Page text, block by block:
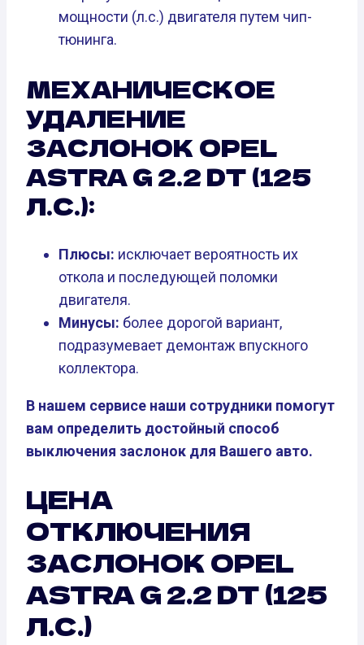
мощности (л.с.) двигателя путем чип-
тюнинга.
МЕХАНИЧЕСКОЕ
УДАЛЕНИЕ
ЗАСЛОНОК OPEL
ASTRA G 2.2 DT (125
Л.С.):
Плюсы: исключает вероятность их
откола и последующей поломки
двигателя.
Минусы: более дорогой вариант,
подразумевает демонтаж впускного
коллектора.
В нашем сервисе наши сотрудники помогут
вам определить достойный способ
выключения заслонок для Вашего авто.
ЦЕНА
ОТКЛЮЧЕНИЯ
ЗАСЛОНОК OPEL
ASTRA G 2.2 DT (125
Л.С.)